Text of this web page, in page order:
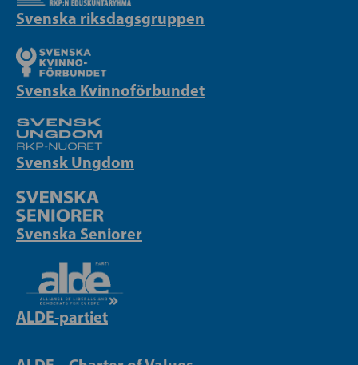
Svenska riksdagsgruppen
Svenska Kvinnoförbundet
Svensk Ungdom
Svenska Seniorer
ALDE-partiet